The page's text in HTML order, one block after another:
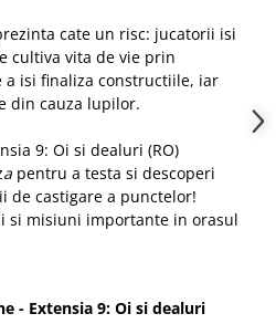
cate un risc: jucatorii isi
cultiva vita de vie prin
a isi finaliza constructiile, iar
din cauza lupilor.
9: Oi si dealuri (RO)
a pentru a testa si descoperi
de castigare a punctelor!
si misiuni importante in orasul
- Extensia 9: Oi si dealuri